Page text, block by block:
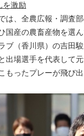
を激励
、全農広報・調査
国産の農畜産物を選
ブ（香川県）の吉田
出場選手を代表して
もったプレーが飛び出